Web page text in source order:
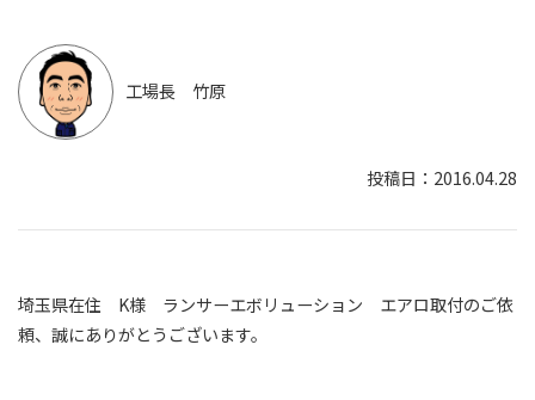
工場長 竹原
2016.04.28
埼玉県在住 K様 ランサーエボリューション エアロ取付のご依
頼、誠にありがとうございます。